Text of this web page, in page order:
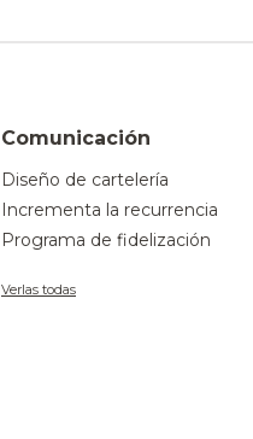
Comunicación
Diseño de cartelería
Incrementa la recurrencia
Programa de fidelización
Verlas todas